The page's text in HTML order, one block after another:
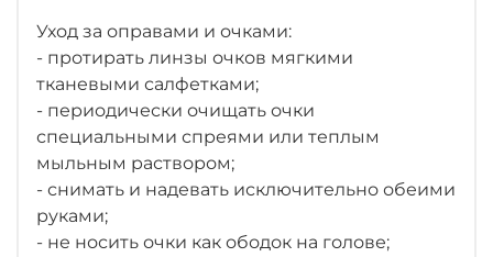
Уход за оправами и очками:
- протирать линзы очков мягкими
тканевыми салфетками;
- периодически очищать очки
специальными спреями или теплым
мыльным раствором;
- снимать и надевать исключительно обеими
руками;
- не носить очки как ободок на голове;